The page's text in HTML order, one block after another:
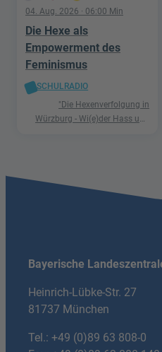
04. Aug. 2026 · 06:00 Min
Die Hexe als
Empowerment des
Feminismus
SCHULRADIO
"Die Hexenverfolgung in
Würzburg - Wi(e)der Hass und
Bayerische
Heinrich-Lübke-Str. 27
81737 München
Tel.: +49 (0)89 63 808-0